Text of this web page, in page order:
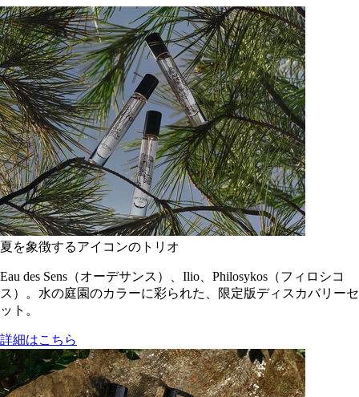
夏を象徴するアイコンのトリオ
Eau des Sens（オーデサンス）、Ilio、Philosykos（フィロシコ
ス）。水の庭園のカラーに彩られた、限定版ディスカバリーセ
ット。
詳細はこちら